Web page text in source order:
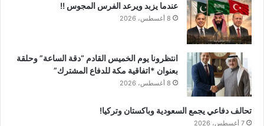
عندما يزبد ويرعد الفرس المجوس !!
8 أغسطس، 2026
انتظرونا يوم الخميس القادم “دقة الساعة” وحلقة
بعنوان *اتفاقية مكة للدفاع المشترك”
8 أغسطس، 2026
تحالف دفاعي يجمع السعودية وباكستان وتركيا!
7 أغسطس، 2026